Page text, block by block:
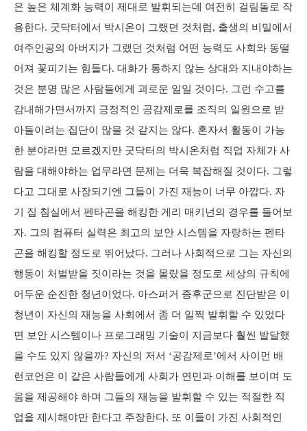
은 높은 체계화 능력이 제대로 발휘되는데 여전히 걸림돌로 작
용한다. 굿닥터에서 박시온이 그랬던 것처럼, 출생의 비밀에서
여주인공의 아버지가 그랬던 것처럼 어떤 능력도 사회와 동떨
어져 꽃피기는 힘들다. 대화가 통하지 않는 상대와 지내야하는
것은 분명 많은 사람들에게 괴로운 일일 것이다. 그런 수고를
감내해가면서까지 긍정적인 공감제로를 조직의 일원으로 받
아들이려는 집단이 많을 것 같지는 않다. 혼자서 활동이 가능
한 분야라면 모르겠지만 굿닥터의 박시온처럼 직업 자체가 사
람을 대해야하는 업무라면 문제는 더욱 복잡해질 것이다. 그렇
다고 그대로 사장되기엔 그들이 가진 재능이 너무 아깝다. 자
기 집 침실에서 펜타곤을 해킹한 게리 매키넌의 경우를 들어보
자. 그의 컴퓨터 실력은 최고의 보안 시스템을 자랑하는 펜타
곤을 해킹할 정도로 뛰어났다. 그러나 사회적으로 그는 자신의
행동이 처벌받을 짓이라는 것을 몰랐을 정도로 세상의 규칙에
어두운 순진한 청년이었다. 아스퍼거 증후군으로 진단받은 이
청년이 자신의 재능을 사회에서 좀 더 일찍 발휘할 수 있었다
면 보안 시스템이나 프로그래밍 기술이 지금보다 훨씬 발달했
을 수도 있지 않을까? 자신의 저서 ‘공감제로’에서 사이먼 배
런코언은 이 같은 사람들에게 사회가 연민과 이해를 보이며 도
움을 제공해야 하며 그들의 재능을 발휘할 수 있는 적절한 직
업을 제시해야만 한다고 주장한다. 또 이들이 가진 사회적인